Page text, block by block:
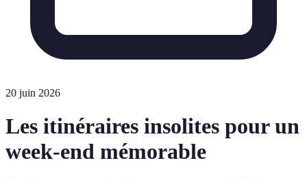
20 juin 2026
Les itinéraires insolites pour un
week-end mémorable